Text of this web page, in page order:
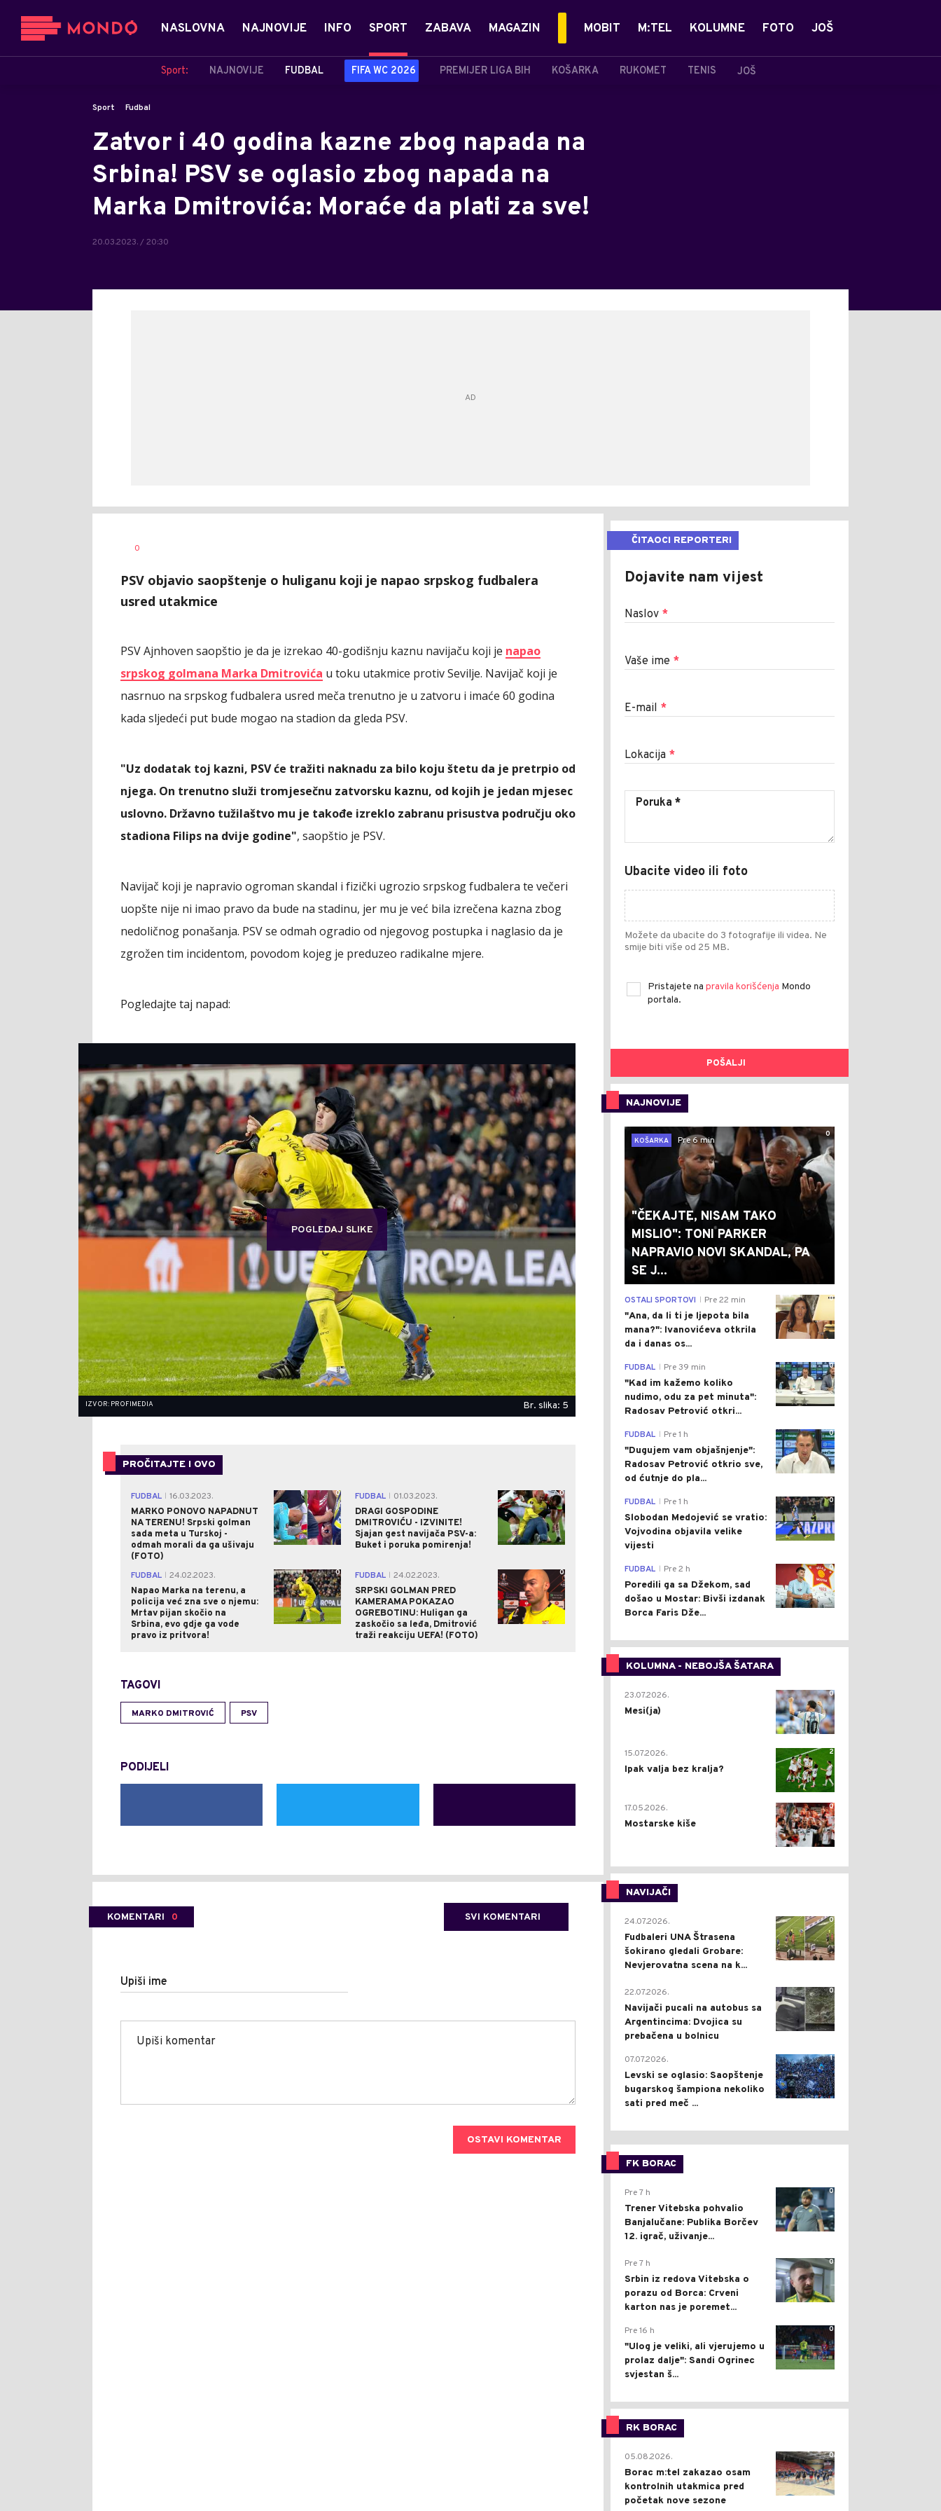
NASLOVNA NAJNOVIJE INFO SPORT
Sport: NAJNOVIJE FUDBAL FIFA WC 2026 PREMIJER LIGA BIH KOŠARKA RUKOMET TENIS JOŠ
ZABAVA MAGAZIN MOBIT M:TEL KOLUMNE FOTO JOŠ
Sport Fudbal
Zatvor i 40 godina kazne zbog napada na
Srbina! PSV se oglasio zbog napada na
Marka Dmitrovića: Moraće da plati za sve!
20.03.2023. / 20:30
AUTOR
0
PSV objavio saopštenje o huliganu koji je napao srpskog fudbalera
usred utakmice
PSV Ajnhoven saopštio je da je izrekao 40-godišnju kaznu navijaču koji je napao
srpskog golmana Marka Dmitrovića u toku utakmice protiv Sevilje. Navijač koji je
nasrnuo na srpskog fudbalera usred meča trenutno je u zatvoru i imaće 60 godina
kada sljedeći put bude mogao na stadion da gleda PSV.
"Uz dodatak toj kazni, PSV će tražiti naknadu za bilo koju štetu da je pretrpio od
njega. On trenutno služi tromjesečnu zatvorsku kaznu, od kojih je jedan mjesec
uslovno. Državno tužilaštvo mu je takođe izreklo zabranu prisustva području oko
stadiona Filips na dvije godine", saopštio je PSV.
Navijač koji je napravio ogroman skandal i fizički ugrozio srpskog fudbalera te večeri
uopšte nije ni imao pravo da bude na stadinu, jer mu je već bila izrečena kazna zbog
nedoličnog ponašanja. PSV se odmah ogradio od njegovog postupka i naglasio da je
zgrožen tim incidentom, povodom kojeg je preduzeo radikalne mjere.
Pogledajte taj napad:
POGLEDAJ SLIKE
IZVOR: PROFIMEDIA Br. slika: 5
PROČITAJTE I OVO
FUDBAL
16.03.2023.
MARKO PONOVO NAPADNUT
NA TERENU! Srpski golman
sada meta u Turskoj -
odmah morali da ga ušivaju
(FOTO)
0 FUDBAL
01.03.2023.
DRAGI GOSPODINE
DMITROVIĆU - IZVINITE!
Sjajan gest navijača PSV-a:
Buket i poruka pomirenja!
0
FUDBAL
24.02.2023.
Napao Marka na terenu, a
policija već zna sve o njemu:
Mrtav pijan skočio na
Srbina, evo gdje ga vode
pravo iz pritvora!
0 FUDBAL
24.02.2023.
SRPSKI GOLMAN PRED
KAMERAMA POKAZAO
OGREBOTINU: Huligan ga
zaskočio sa leđa, Dmitrović
traži reakciju UEFA! (FOTO)
0
TAGOVI
MARKO DMITROVIĆ PSV
PODIJELI
KOMENTARI 0 SVI KOMENTARI
Upiši ime
OSTAVI KOMENTAR
ČITAOCI REPORTERI
Dojavite nam vijest
Naslov *
Vaše ime *
E-mail *
Lokacija *
Ubacite video ili foto
Možete da ubacite do 3 fotografije ili videa. Ne
smije biti više od 25 MB.
Pristajete na pravila korišćenja Mondo
portala.
POŠALJI
NAJNOVIJE
0
KOŠARKA
Pre 6 min
"ČEKAJTE, NISAM TAKO
MISLIO": TONI PARKER
NAPRAVIO NOVI SKANDAL, PA
SE J...
0
OSTALI SPORTOVI Pre 22 min
"Ana, da li ti je ljepota bila
mana?": Ivanovićeva otkrila
da i danas os...
0
FUDBAL Pre 39 min
"Kad im kažemo koliko
nudimo, odu za pet minuta":
Radosav Petrović otkri...
0
FUDBAL Pre 1 h
"Dugujem vam objašnjenje":
Radosav Petrović otkrio sve,
od ćutnje do pla...
0
FUDBAL Pre 1 h
Slobodan Medojević se vratio:
Vojvodina objavila velike
vijesti
0
FUDBAL Pre 2 h
Poredili ga sa Džekom, sad
došao u Mostar: Bivši izdanak
Borca Faris Dže...
KOLUMNA - NEBOJŠA ŠATARA
0
23.07.2026.
Mesi(ja)
2
15.07.2026.
Ipak valja bez kralja?
0
17.05.2026.
Mostarske kiše
NAVIJAČI
0
24.07.2026.
Fudbaleri UNA Štrasena
šokirano gledali Grobare:
Nevjerovatna scena na k...
0
22.07.2026.
Navijači pucali na autobus sa
Argentincima: Dvojica su
prebačena u bolnicu
1
07.07.2026.
Levski se oglasio: Saopštenje
bugarskog šampiona nekoliko
sati pred meč ...
FK BORAC
0
Pre 7 h
Trener Vitebska pohvalio
Banjalučane: Publika Borčev
12. igrač, uživanje...
0
Pre 7 h
Srbin iz redova Vitebska o
porazu od Borca: Crveni
karton nas je poremet...
0
Pre 16 h
"Ulog je veliki, ali vjerujemo u
prolaz dalje": Sandi Ogrinec
svjestan š...
RK BORAC
0
05.08.2026.
Borac m:tel zakazao osam
kontrolnih utakmica pred
početak nove sezone